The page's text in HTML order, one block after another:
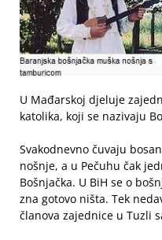
U Mađarskoj djeluje
katolika, koji se nazivaju
Svakodnevno čuvaju
nošnje, a u Pečuhu čak
Bošnjačka. U BiH se o
zna gotovo ništa. Tek
članova zajednice u Tuzli